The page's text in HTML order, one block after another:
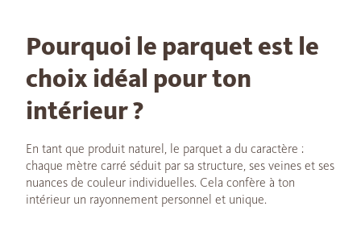
Pourquoi le parquet est le
choix idéal pour ton
intérieur ?
En tant que produit naturel, le parquet a du caractère :
chaque mètre carré séduit par sa structure, ses veines et ses
nuances de couleur individuelles. Cela confère à ton
intérieur un rayonnement personnel et unique.